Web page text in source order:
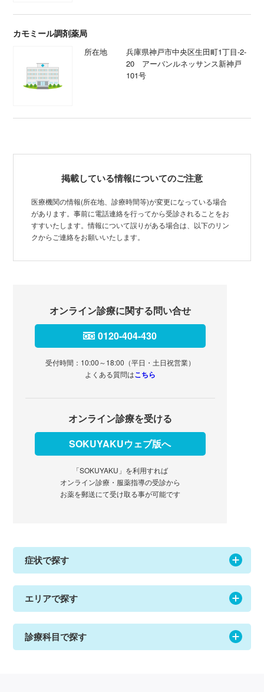
カモミール調剤薬局
所在地
兵庫県神戸市中央区生田町1丁目-2-
20 アーバンルネッサンス新神戸
101号
掲載している情報についてのご注意
医療機関の情報(所在地、診療時間等)が変更になっている場合
があります。事前に電話連絡を行ってから受診されることをお
すすいたします。情報について誤りがある場合は、以下のリン
クからご連絡をお願いいたします。
オンライン診療に関する問い合せ
0120-404-430
受付時間：10:00～18:00（平日・土日祝営業）
よくある質問はこちら
オンライン診療を受ける
SOKUYAKUウェブ版へ
「SOKUYAKU」を利用すれば
オンライン診療・服薬指導の受診から
お薬を郵送にて受け取る事が可能です
症状で探す
エリアで探す
診療科目で探す